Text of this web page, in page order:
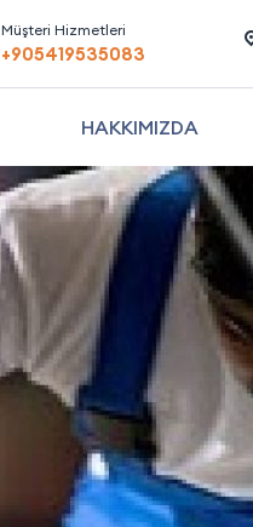
Müşteri Hizmetleri
+905419535083
HAKKIMIZDA